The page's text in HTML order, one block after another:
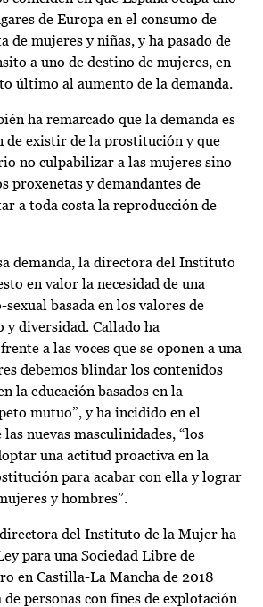
de Europa en el consumo de
de mujeres y niñas, y ha pasado de
a uno de destino de mujeres, en
último al aumento de la demanda.
ha remarcado que la demanda es
de existir de la prostitución y que
no culpabilizar a las mujeres sino
proxenetas y demandantes de
a toda costa la reproducción de
demanda, la directora del Instituto
en valor la necesidad de una
basada en los valores de
y diversidad. Callado ha
a las voces que se oponen a una
debemos blindar los contenidos
la educación basados en la
mutuo”, y ha incidido en el
nuevas masculinidades, “los
una actitud proactiva en la
para acabar con ella y lograr
y hombres”.
del Instituto de la Mujer ha
para una Sociedad Libre de
en Castilla-La Mancha de 2018
personas con fines de explotación